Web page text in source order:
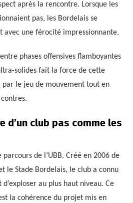
après la rencontre. Lorsque les
pas, les Bordelais se
une férocité impressionnante.
phases offensives flamboyantes
solides fait la force de cette
le jeu de mouvement tout en
d’un club pas comme les
de l’UBB. Créé en 2006 de
le Stade Bordelais, le club a connu
au plus haut niveau. Ce
la cohérence du projet mis en